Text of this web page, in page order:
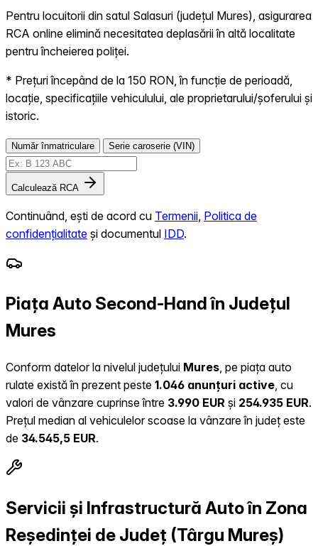
Pentru locuitorii din satul Salasuri (județul Mures), asigurarea
RCA online elimină necesitatea deplasării în altă localitate
pentru încheierea poliței.
* Prețuri începând de la 150 RON, în funcție de perioadă,
locație, specificațiile vehiculului, ale proprietarului/șoferului și
istoric.
Număr înmatriculare Serie caroserie (VIN)
Calculează RCA
Continuând, ești de acord cu Termenii Politica de
confidențialitate și documentul IDD.
Piața Auto Second-Hand în Județul
Mures
Conform datelor la nivelul județului Mures , pe piața auto
rulate există în prezent peste 1.046 anunțuri active , cu
valori de vânzare cuprinse între 3.990 EUR și 254.935 EUR.
Prețul median al vehiculelor scoase la vânzare în județ este
de 34.545,5 EUR.
Servicii și Infrastructură Auto în Zona
Reședinței de Județ (Târgu Mureș)